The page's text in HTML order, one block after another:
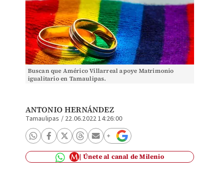
Buscan que Américo Villarreal apoye Matrimonio
igualitario en Tamaulipas.
ANTONIO HERNÁNDEZ
Tamaulipas / 22.06.2022 14:26:00
Únete al canal de Milenio